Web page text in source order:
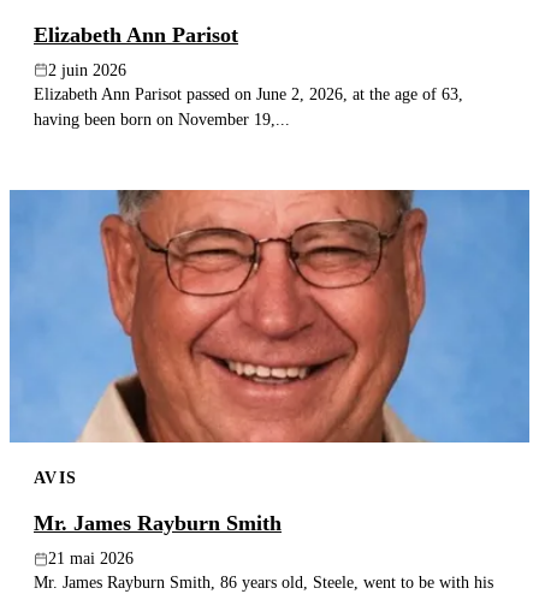
Elizabeth Ann Parisot
2 juin 2026
Elizabeth Ann Parisot passed on June 2, 2026, at the age of 63,
having been born on November 19,...
AVIS
Mr. James Rayburn Smith
21 mai 2026
Mr. James Rayburn Smith, 86 years old, Steele, went to be with his